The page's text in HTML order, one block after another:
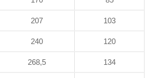
207 103
240 120
268,5 134